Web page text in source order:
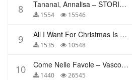
8 Tananai, Annalisa – STORIE BREVI
1554 15546
9 All I Want For Christmas Is You – Mariah Carey
1535 10548
10 Come Nelle Favole – Vasco Rossi
1440 26545